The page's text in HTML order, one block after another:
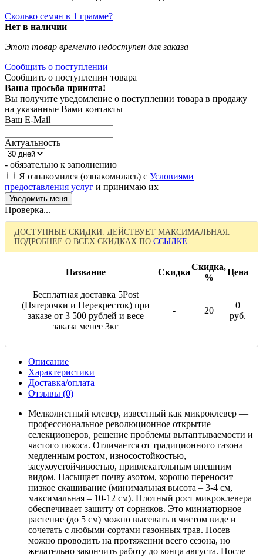
Сколько семян в 1 грамме?
Нет в наличии
Этот товар временно недоступен для заказа
Сообщить о поступлении
Сообщить о поступлении товара
Ваша просьба принята!
Вы получите уведомление о поступлении товара в продажу
на указанные Вами контакты
Ваш E-Mail
Актуальность
- обязательно к заполнению
Я ознакомился (ознакомилась) с Условиями
предоставления услуг и принимаю их
Проверка...
ДОСТУПНЫЕ СКИДКИ. ДЕЙСТВУЕТ МАКСИМАЛЬНАЯ.
ПОДРОБНЕЕ О ВСЕХ СКИДКАХ ПО ССЫЛКЕ
Название Скидка
Скидка,
%
Цена
Бесплатная доставка 5Post
(Пятерочки и Перекресток) при
заказе от 3 500 рублей и весе
заказа менее 3кг
- 20
0
руб.
Описание
Характеристики
Доставка/оплата
Отзывы (0)
Мелколистный клевер, известный как микроклевер —
профессиональное революционное открытие
селекционеров, решение проблемы вытаптываемости и
частого покоса. Отличается от традиционного газона
медленным ростом, износостойкостью,
засухоустойчивостью, привлекательным внешним
видом. Насыщает почву азотом, хорошо переносит
низкое скашивание (минимальная высота – 3-4 см,
максимальная – 10-12 см). Плотный рост микроклевера
обеспечивает защиту от сорняков. Это миниатюрное
растение (до 5 см) можно высевать в чистом виде и
сочетать с любыми сортами газонных трав. Посев
можно проводить на протяжении всего сезона, но
желательно закончить работу до конца августа. После